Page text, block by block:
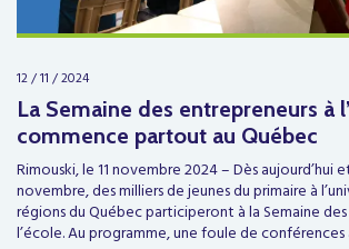
12 / 11 / 2024
La Semaine des entrepreneurs à
commence partout au Québec
Rimouski, le 11 novembre 2024 – Dès aujourd’hui
novembre, des milliers de jeunes du primaire à
régions du Québec participeront à la Semaine
l’école. Au programme, une foule de conférences